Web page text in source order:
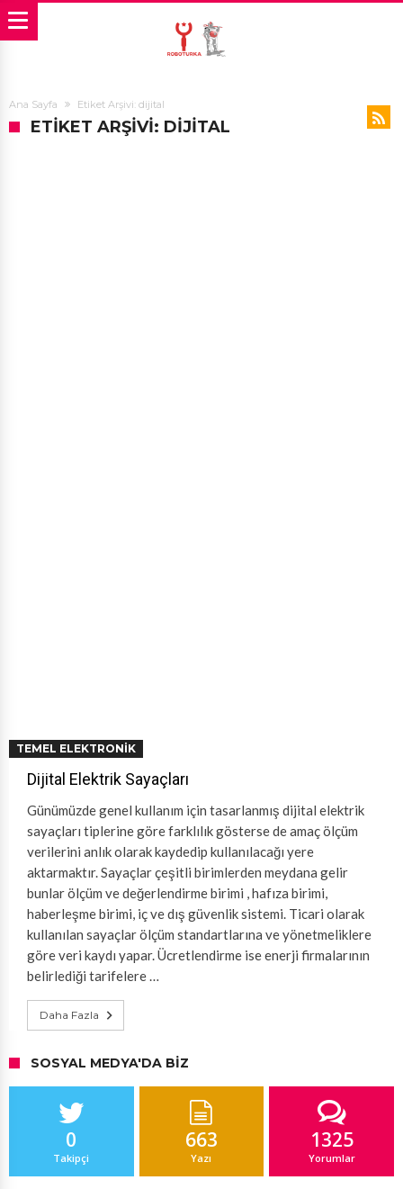
Ana Sayfa Etiket Arşivi: dijital
ETIKET ARŞIVI: DIJITAL
TEMEL ELEKTRONIK
Dijital Elektrik Sayaçları
Günümüzde genel kullanım için tasarlanmış dijital elektrik
sayaçları tiplerine göre farklılık gösterse de amaç ölçüm
verilerini anlık olarak kaydedip kullanılacağı yere
aktarmaktır. Sayaçlar çeşitli birimlerden meydana gelir
bunlar ölçüm ve değerlendirme birimi , hafıza birimi,
haberleşme birimi, iç ve dış güvenlik sistemi. Ticari olarak
kullanılan sayaçlar ölçüm standartlarına ve yönetmeliklere
göre veri kaydı yapar. Ücretlendirme ise enerji firmalarının
belirlediği tarifelere …
Daha Fazla
SOSYAL MEDYA'DA BIZ
0
Takipçi
663
Yazı
1325
Yorumlar